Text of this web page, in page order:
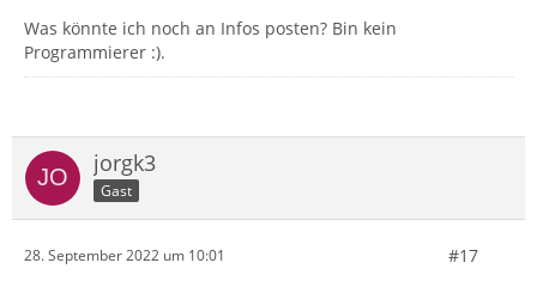
Was könnte ich noch an Infos posten? Bin kein
Programmierer :).
jorgk3
Gast
28. September 2022 um 10:01 #17